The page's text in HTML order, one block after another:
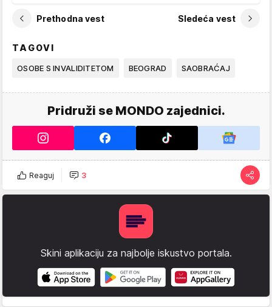
Prethodna vest Sledeća vest
TAGOVI
OSOBE S INVALIDITETOM BEOGRAD SAOBRAĆAJ
Pridruži se MONDO zajednici.
Reaguj 3
Skini aplikaciju za najbolje iskustvo portala.